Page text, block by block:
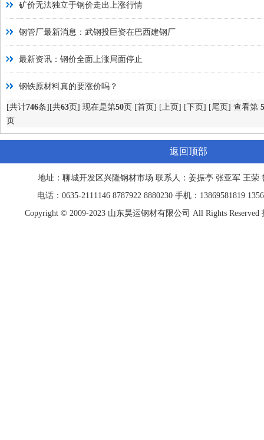
矿价无法独立于钢价走出上涨行情
钢管厂最新消息：武钢投巨资在巴西建钢厂
最新资讯：钢价全面上涨局面停止
钢铁原材料真的要涨价吗？
[共计746条][共63页] 现在是第50页 [首页] [上页] [下页] [尾页] 查看第
页
返回顶部
地址：聊城开发区兴隆钢材市场 联系人：姜振亭 张亚军 王荣
电话：0635-2111146 8787922 8880230 手机：13869581819
Copyright © 2009-2023 山东昊运钢材有限公司 All Rights